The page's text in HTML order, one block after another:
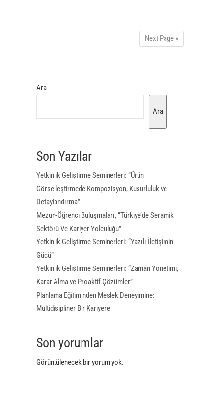
Next Page »
Ara
Ara
Son Yazılar
Yetkinlik Geliştirme Seminerleri: “Ürün
Görselleştirmede Kompozisyon, Kusurluluk ve
Detaylandırma”
Mezun-Öğrenci Buluşmaları, “Türkiye’de Seramik
Sektörü Ve Kariyer Yolculuğu”
Yetkinlik Geliştirme Seminerleri: “Yazılı İletişimin
Gücü”
Yetkinlik Geliştirme Seminerleri: “Zaman Yönetimi,
Karar Alma ve Proaktif Çözümler”
Planlama Eğitiminden Meslek Deneyimine:
Multidisipliner Bir Kariyere
Son yorumlar
Görüntülenecek bir yorum yok.